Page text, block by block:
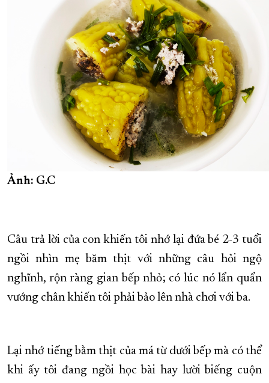
Ảnh: G.C
Câu trả lời của con khiến tôi nhớ lại đứa bé 2-3 tuổi
ngồi nhìn mẹ băm thịt với những câu hỏi ngộ
nghĩnh, rộn ràng gian bếp nhỏ; có lúc nó lẩn quẩn
vướng chân khiến tôi phải bảo lên nhà chơi với ba.
Lại nhớ tiếng bằm thịt của má từ dưới bếp mà có thể
khi ấy tôi đang ngồi học bài hay lười biếng cuộn